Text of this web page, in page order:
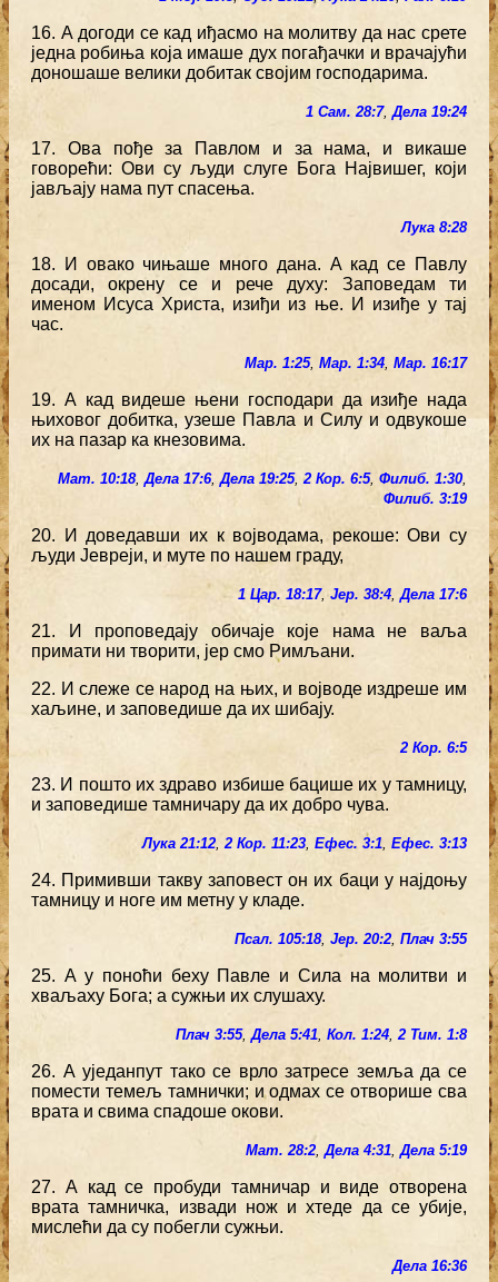
16. А догоди се кад иђасмо на молитву да нас срете
једна робиња која имаше дух погађачки и врачајући
доношаше велики добитак својим господарима.
1 Сам. 28:7,Дела 19:24
17. Ова пође за Павлом и за нама, и викаше
говорећи: Ови су људи слуге Бога Највишег, који
јављају нама пут спасења.
Лука 8:28
18. И овако чињаше много дана. А кад се Павлу
досади, окрену се и рече духу: Заповедам ти
именом Исуса Христа, изиђи из ње. И изиђе у тај
час.
Мар. 1:25, Мар. 1:34, Мар. 16:17
19. А кад видеше њени господари да изиђе нада
њиховог добитка, узеше Павла и Силу и одвукоше
их на пазар ка кнезовима.
Мат. 10:18,Дела 17:6,Дела 19:25,2 Кор. 6:5, Филиб. 1:30,
Филиб. 3:19
20. И доведавши их к војводама, рекоше: Ови су
људи Јевреји, и муте по нашем граду,
1 Цар. 18:17, Јер. 38:4,Дела 17:6
21. И проповедају обичаје које нама не ваља
примати ни творити, јер смо Римљани.
22. И слеже се народ на њих, и војводе издреше им
хаљине, и заповедише да их шибају.
2 Кор. 6:5
23. И пошто их здраво избише бацише их у тамницу,
и заповедише тамничару да их добро чува.
Лука 21:12,2 Кор. 11:23, Ефес. 3:1, Ефес. 3:13
24. Примивши такву заповест он их баци у најдоњу
тамницу и ноге им метну у кладе.
Псал. 105:18, Јер. 20:2, Плач 3:55
25. А у поноћи беху Павле и Сила на молитви и
хваљаху Бога; а сужњи их слушаху.
Плач 3:55,Дела 5:41, Кол. 1:24,2 Тим. 1:8
26. А уједанпут тако се врло затресе земља да се
помести темељ тамнички; и одмах се отворише сва
врата и свима спадоше окови.
Мат. 28:2,Дела 4:31,Дела 5:19
27. А кад се пробуди тамничар и виде отворена
врата тамничка, извади нож и хтеде да се убије,
мислећи да су побегли сужњи.
Дела 16:36